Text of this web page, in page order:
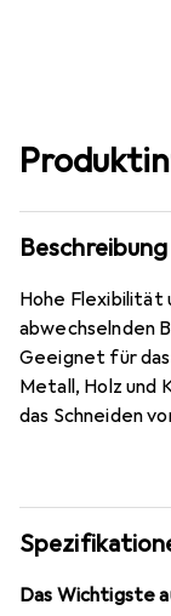
Beschreibung
Hohe Flexibilität
abwechselnden
Geeignet für
Metall, Holz und
das Schneiden
Das Wichtigste